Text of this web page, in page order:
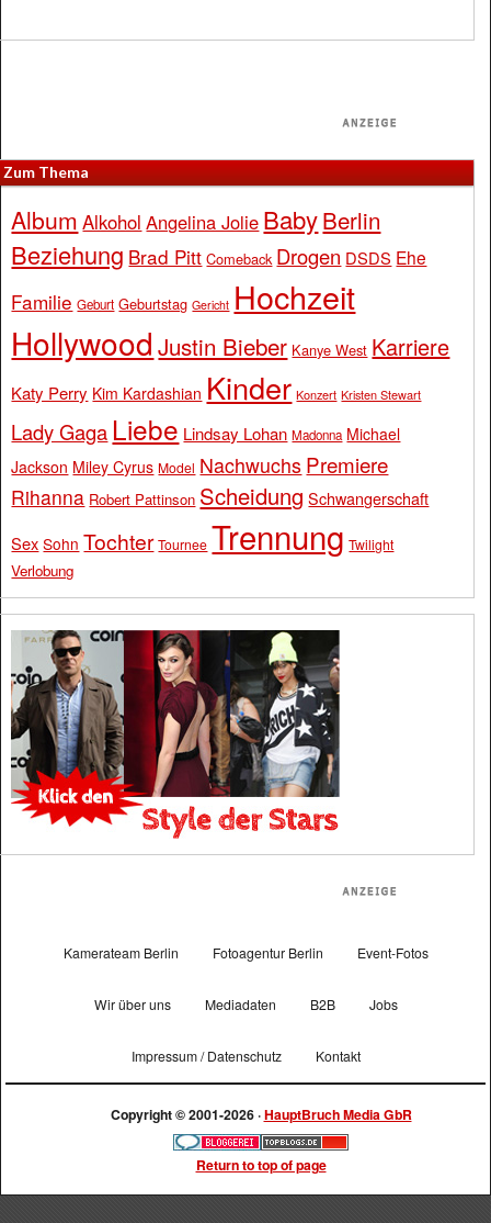
Zum Thema
Album Alkohol Angelina Jolie BabyBerlin
Beziehung Brad Pitt Comeback Drogen DSDS Ehe
Familie Geburt Geburtstag Gericht Hochzeit
Hollywood Justin Bieber Kanye West Karriere
Katy Perry Kim Kardashian Kinder Konzert Kristen Stewart
Lady Gaga Liebe Lindsay Lohan Madonna Michael
Jackson Miley Cyrus Model Nachwuchs Premiere
Rihanna Robert Pattinson Scheidung Schwangerschaft
Sex Sohn Tochter Tournee Trennung Twilight
Verlobung
Kamerateam Berlin Fotoagentur Berlin Event-Fotos
Wir über uns Mediadaten B2B Jobs
Impressum / Datenschutz Kontakt
Copyright © 2001-2026 ·HauptBruch Media GbR
Return to top of page